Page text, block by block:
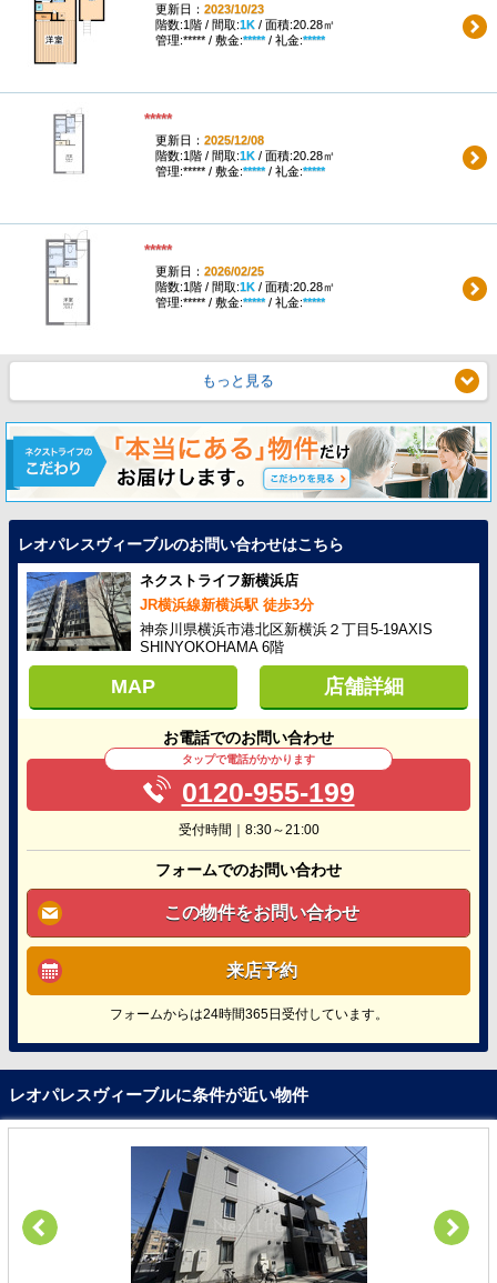
更新日： 2023/10/23
階数:1階 / 間取:1K/ 面積:20.28㎡
管理:***** / 敷金:*****/ 礼金:*****
*****
更新日： 2025/12/08
階数:1階 / 間取:1K/ 面積:20.28㎡
管理:***** / 敷金:*****/ 礼金:*****
*****
更新日： 2026/02/25
階数:1階 / 間取:1K/ 面積:20.28㎡
管理:***** / 敷金:*****/ 礼金:*****
もっと見る
レオパレスヴィーブルのお問い合わせはこちら
ネクストライフ新横浜店
JR横浜線新横浜駅 徒歩3分
神奈川県横浜市港北区新横浜２丁目5-19AXIS
SHINYOKOHAMA 6階
MAP 店舗詳細
お電話でのお問い合わせ
タップで電話がかかります
0120-955-199
受付時間｜8:30～21:00
フォームでのお問い合わせ
この物件をお問い合わせ
来店予約
フォームからは24時間365日受付しています。
レオパレスヴィーブルに条件が近い物件